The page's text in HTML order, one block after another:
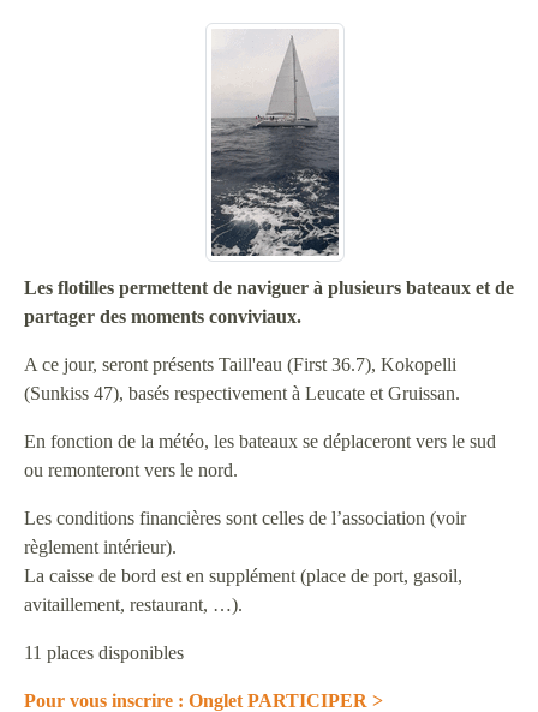
Les flotilles permettent de naviguer à plusieurs bateaux et de
partager des moments conviviaux.
A ce jour, seront présents Taill'eau (First 36.7), Kokopelli
(Sunkiss 47), basés respectivement à Leucate et Gruissan.
En fonction de la météo, les bateaux se déplaceront vers le sud
ou remonteront vers le nord.
Les conditions financières sont celles de l’association (voir
règlement intérieur).
La caisse de bord est en supplément (place de port, gasoil,
avitaillement, restaurant, …).
11 places disponibles
Pour vous inscrire : Onglet PARTICIPER >